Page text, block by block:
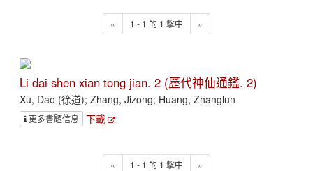
« 1 - 1 的 1 擊中 »
Li dai shen xian tong jian. 2 (歷代神仙通鑑. 2)
Xu, Dao (徐道); Zhang, Jizong; Huang, Zhanglun
更多書題信息 下載
« 1 - 1 的 1 擊中 »